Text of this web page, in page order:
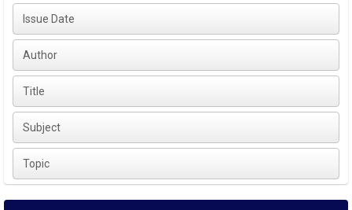
Issue Date
Author
Title
Subject
Topic